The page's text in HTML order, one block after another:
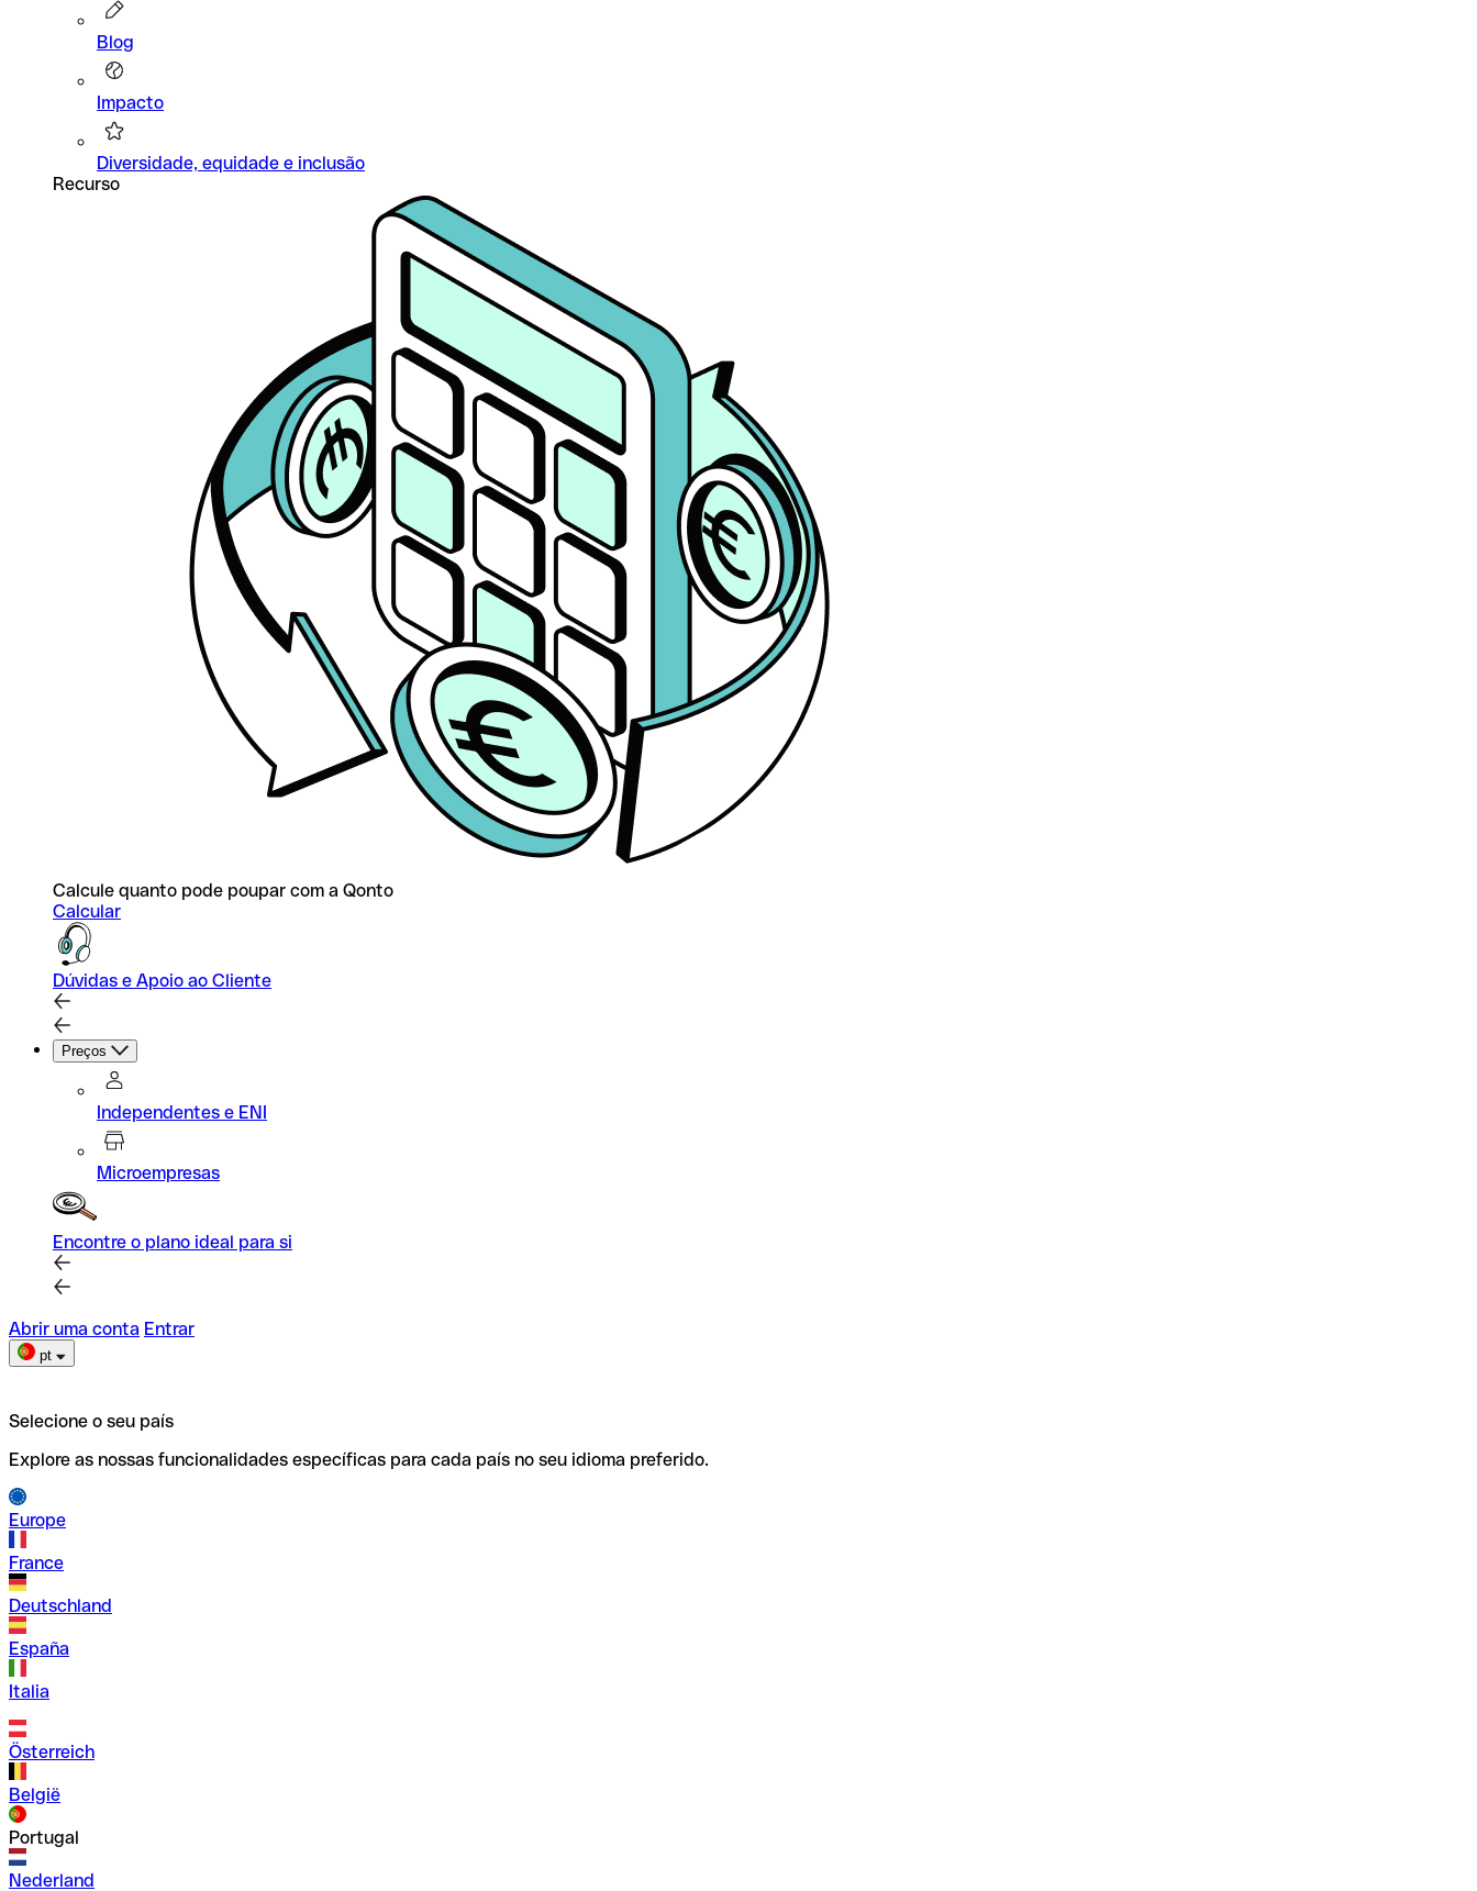
Blog
Impacto
Diversidade, equidade e inclusão
Recurso
Calcule quanto pode poupar com a Qonto
Calcular
Dúvidas e Apoio ao Cliente
Preços
Independentes e ENI
Microempresas
Encontre o plano ideal para si
Abrir uma conta Entrar
pt
Selecione o seu país
Explore as nossas funcionalidades específicas para cada país no seu idioma preferido.
Europe
France
Deutschland
España
Italia
Österreich
België
Portugal
Nederland